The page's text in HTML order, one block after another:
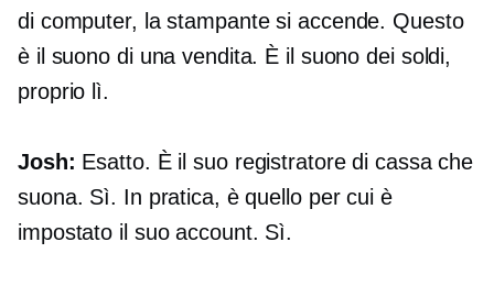
di computer, la stampante si accende. Questo
è il suono di una vendita. È il suono dei soldi,
proprio lì.
Josh: Esatto. È il suo registratore di cassa che
suona. Sì. In pratica, è quello per cui è
impostato il suo account. Sì.